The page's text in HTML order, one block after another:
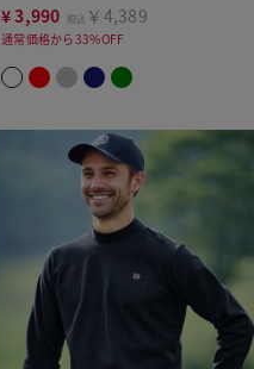
¥3,990 税込 ￥4,389
通常価格から33%OFF